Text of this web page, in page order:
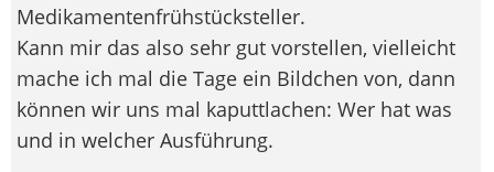
Medikamentenfrühstücksteller.
Kann mir das also sehr gut vorstellen, vielleicht
mache ich mal die Tage ein Bildchen von, dann
können wir uns mal kaputtlachen: Wer hat was
und in welcher Ausführung.